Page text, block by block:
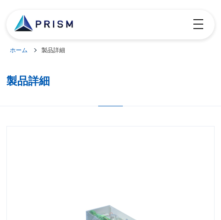
toggle
ホーム 製品詳細
製品詳細